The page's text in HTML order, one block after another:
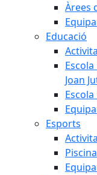
Àrees
Educació
Joan
Esports